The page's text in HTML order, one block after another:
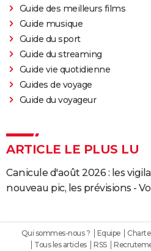
Guide des meilleurs films
Guide musique
Guide du sport
Guide du streaming
Guide vie quotidienne
Guides de voyage
Guide du voyageur
ARTICLE LE PLUS LU
Canicule d'août 2026 : les
nouveau pic, les prévisions -
Qui sommes-nous ? Equipe
Tous les articles
RSS